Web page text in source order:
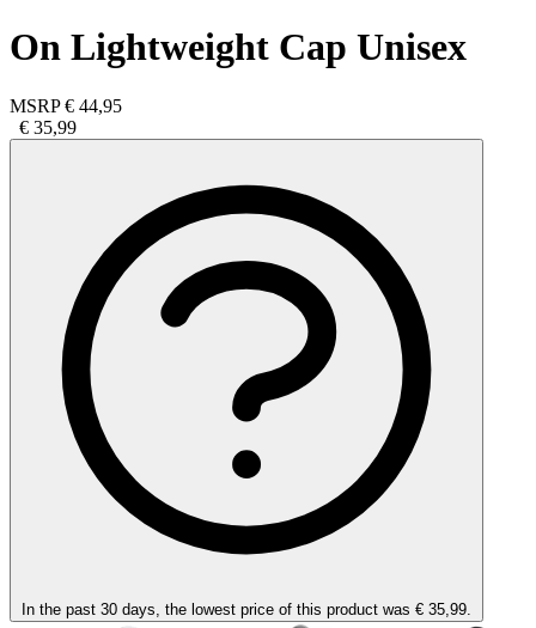
On Lightweight Cap Unisex
MSRP € 44,95
€ 35,99
In the past 30 days, the lowest price of this product was € 35,99.